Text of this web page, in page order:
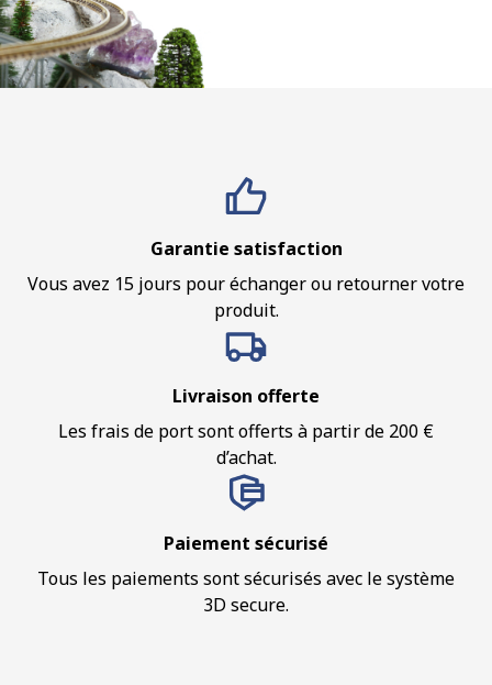
Garantie satisfaction
Vous avez 15 jours pour échanger ou retourner votre
produit.
Livraison offerte
Les frais de port sont offerts à partir de 200 €
d’achat.
Paiement sécurisé
Tous les paiements sont sécurisés avec le système
3D secure.